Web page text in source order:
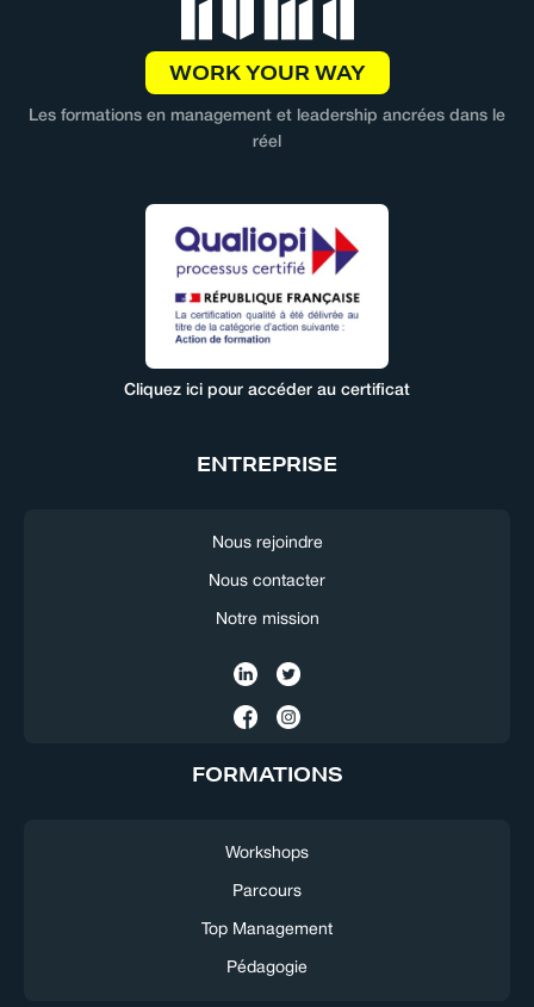
WORK YOUR WAY
Les formations en management et leadership ancrées dans le
réel
Cliquez ici pour accéder au certificat
ENTREPRISE
Nous rejoindre
Nous contacter
Notre mission
FORMATIONS
Workshops
Parcours
Top Management
Pédagogie